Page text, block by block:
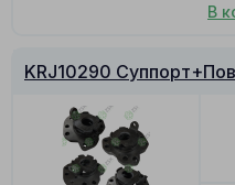
В
KRJ10290